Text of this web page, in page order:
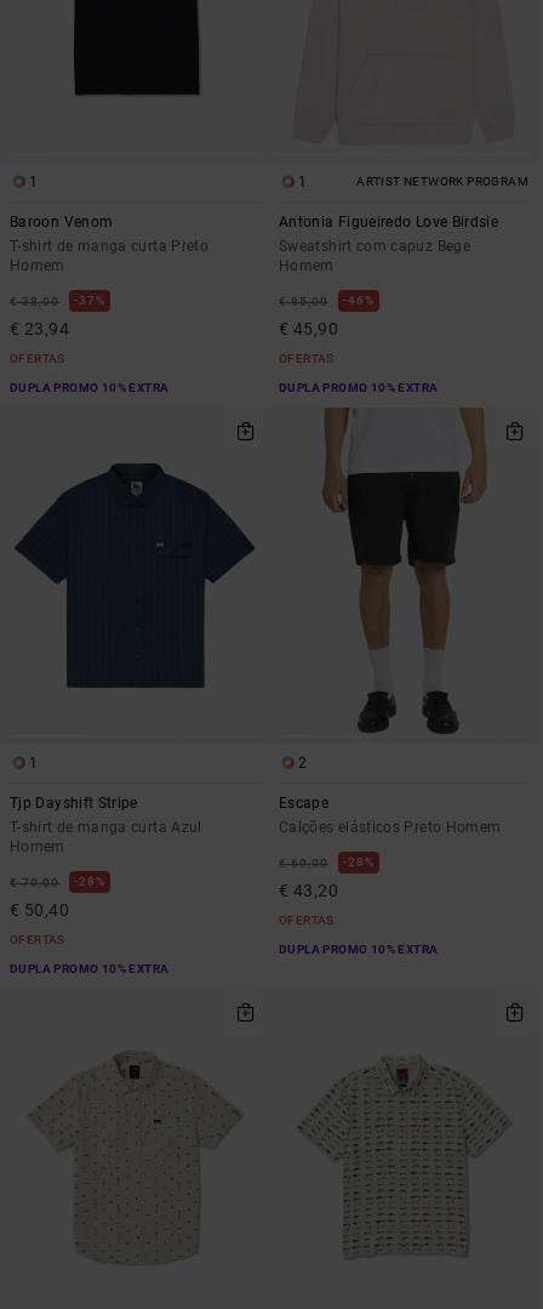
1
Baroon Venom
T-shirt de manga curta Preto
Homem
€ 38,00 37%
€ 23,94
OFERTAS
DUPLA PROMO 10% EXTRA
1 ARTIST NETWORK PROGRAM
Antonia Figueiredo Love Birdsie
Sweatshirt com capuz Bege
Homem
€ 85,00 46%
€ 45,90
OFERTAS
DUPLA PROMO 10% EXTRA
1
Tjp Dayshift Stripe
T-shirt de manga curta Azul
Homem
€ 70,00 28%
€ 50,40
OFERTAS
DUPLA PROMO 10% EXTRA
2
Escape
Calções elásticos Preto Homem
€ 60,00 28%
€ 43,20
OFERTAS
DUPLA PROMO 10% EXTRA